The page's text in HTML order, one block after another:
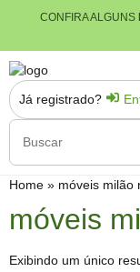
CONFIRA ALGUNS
Já registrado?
Home » móveis milão
móveis
Exibindo um único